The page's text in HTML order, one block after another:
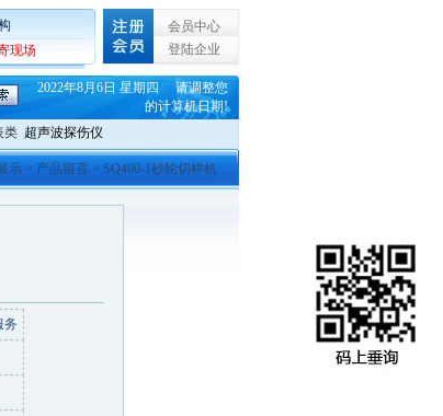
现场
会员中心
登陆企业
2022年8月6日 星期四 请调整您
的计算机日期!
类 超声波探伤仪
示 > 产品留言 > SQ400-1砂轮切样机
务